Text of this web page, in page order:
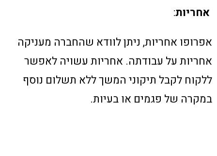
אחריות:
אפרופו אחריות, ניתן לוודא שהחברה מעניקה
אחריות על עבודתה. אחריות עשויה לאפשר
ללקוח לקבל תיקוני המשך ללא תשלום נוסף
במקרה של פגמים או בעיות.